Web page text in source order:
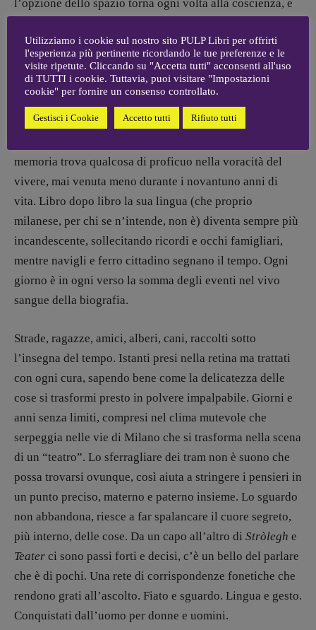
l’opzione dello spazio torna ogni volta alla coscienza, e
brezza di gesti antichi e gentili. Così abbiamo più di
un’aria, gelida o primaverile, da cui trarre i conti col
passato, dall’infanzia alla giovinezza. Proprio sul nascere
testimonianti lamemoria. La città è sempre lì davanti,
memoria trova qualcosa di proficuo nella voracità del
vivere, mai venuta meno durante i novantuno anni di
vita. Libro dopo libro la sua lingua (che proprio
milanese, per chi se n’intende, non è) diventa sempre più
incandescente, sollecitando ricordi e occhi famigliari,
mentre navigli e ferro cittadino segnano il tempo. Ogni
giorno è in ogni verso la somma degli eventi nel vivo
sangue della biografia.
Strade, ragazze, amici, alberi, cani, raccolti sotto
l’insegna del tempo. Istanti presi nella retina ma trattati
con ogni cura, sapendo bene come la delicatezza delle
cose si trasformi presto in polvere impalpabile. Giorni e
anni senza limiti, compresi nel clima mutevole che
serpeggia nelle vie di Milano che si trasforma nella scena
di un “teatro”. Lo sferragliare dei tram non è suono che
possa trovarsi ovunque, così aiuta a stringere i pensieri in
un punto preciso, materno e paterno insieme. Lo sguardo
non abbandona, riesce a far spalancare il cuore segreto,
più interno, delle cose. Da un capo all’altro di Stròlegh e
Teater ci sono passi forti e decisi, c’è un bello del parlare
che è di pochi. Una rete di corrispondenze fonetiche che
rendono grati all’ascolto. Fiato e sguardo. Lingua e gesto.
Conquistati dall’uomo per donne e uomini.
Utilizziamo i cookie sul nostro sito PULP Libri per offrirti
l'esperienza più pertinente ricordando le tue preferenze e le
visite ripetute. Cliccando su "Accetta tutti" acconsenti all'uso
di TUTTI i cookie. Tuttavia, puoi visitare "Impostazioni
cookie" per fornire un consenso controllato.
Gestisci i Cookie Accetto tutti Rifiuto tutti